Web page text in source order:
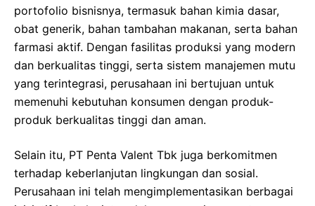
portofolio bisnisnya, termasuk bahan kimia dasar,
obat generik, bahan tambahan makanan, serta bahan
farmasi aktif. Dengan fasilitas produksi yang modern
dan berkualitas tinggi, serta sistem manajemen mutu
yang terintegrasi, perusahaan ini bertujuan untuk
memenuhi kebutuhan konsumen dengan produk-
produk berkualitas tinggi dan aman.
Selain itu, PT Penta Valent Tbk juga berkomitmen
terhadap keberlanjutan lingkungan dan sosial.
Perusahaan ini telah mengimplementasikan berbagai